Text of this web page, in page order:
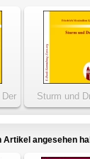
Sturm und
Artikel angesehen